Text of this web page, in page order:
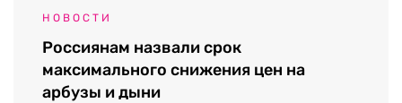
НОВОСТИ
Россиянам назвали срок
максимального снижения цен на
арбузы и дыни